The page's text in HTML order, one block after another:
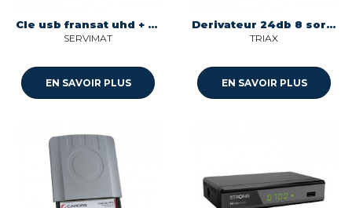
Cle usb fransat uhd + carte pour tv avec usb compatible Servimat CAM2.0
SERVIMAT
EN SAVOIR PLUS
Derivateur 24db 8 sorties act8 de 5mhz a 1ghz Triax 344291
TRIAX
EN SAVOIR PLUS